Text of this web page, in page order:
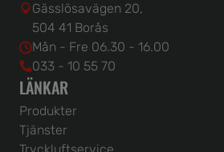
Gässlösavägen 20,
504 41 Borås
Mån - Fre 06.30 - 16.00
033 - 10 55 70
LÄNKAR
Produkter
Tjänster